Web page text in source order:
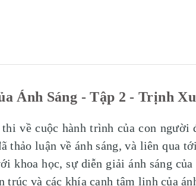
Ánh Sáng - Tập 2 - Trịnh
về cuộc hành trình của con người
thảo luận về ánh sáng, và liên qua
khoa học, sự diễn giải ánh sáng
và các khía cạnh tâm linh của